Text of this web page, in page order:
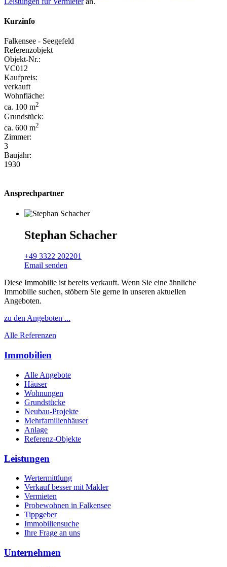
Kurzinfo
Falkensee - Seegefeld
Referenzobjekt
Objekt-Nr.:
VC012
Kaufpreis:
verkauft
Wohnfläche:
ca. 100 m2
Grundstück:
ca. 600 m2
Zimmer:
3
Baujahr:
1930
Ansprechpartner
Stephan Schacher
+49 3322 202201
Email senden
Diese Immobilie ist bereits verkauft. Wenn Sie eine ähnliche
Immobilie suchen, stöbern Sie gerne in unseren aktuellen
Angeboten.
zu den Angeboten ...
Alle Referenzen
Immobilien
Alle Angebote
Häuser
Wohnungen
Grundstücke
Neubau-Projekte
Mehrfamilienhäuser
Anlage
Referenz-Objekte
Leistungen
Wertermittlung
Verkauf besser mit Makler
Vermieten
Probewohnen in Falkensee
Tippgeber
Immobiliensuche
Ihre Frage an uns
Unternehmen